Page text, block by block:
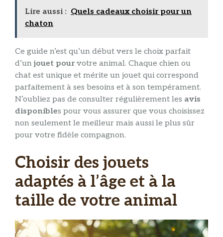
Lire aussi : Quels cadeaux choisir pour un
chaton
Ce guide n’est qu’un début vers le choix parfait
d’un jouet pourvotre animal. Chaque chien ou
chat est unique et mérite un jouet qui correspond
parfaitement à ses besoins et à son tempérament.
N’oubliez pas de consulter régulièrement les avis
disponibles pour vous assurer que vous choisissez
non seulement le meilleur mais aussi le plus sûr
pour votre fidèle compagnon.
Choisir des jouets
adaptés à l’âge et à la
taille de votre animal